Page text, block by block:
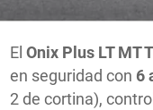
ElOnix Plus LT MT
en seguridad con 6
2 de cortina),